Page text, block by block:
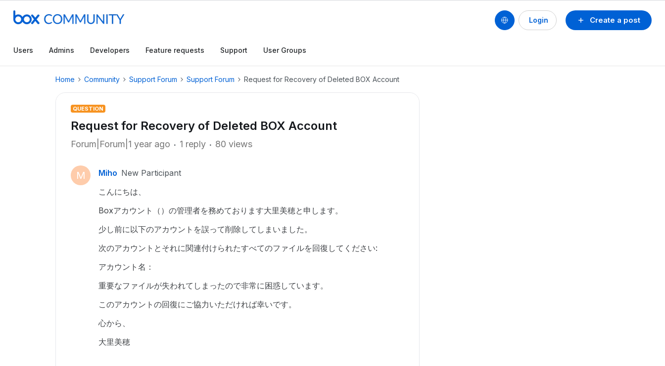
Create a post
Login
Users Admins Developers Feature requests Support User Groups
Home Community Support Forum Support Forum Request for Recovery of Deleted BOX Account
QUESTION
Request for Recovery of Deleted BOX Account
Forum|Forum|1 year ago 1 reply 80 views
M Miho New Participant
こんにちは、
Boxアカウント（）の管理者を務めております大里美穂と申します。
少し前に以下のアカウントを誤って削除してしまいました。
次のアカウントとそれに関連付けられたすべてのファイルを回復してください:
アカウント名：
重要なファイルが失われてしまったので非常に困惑しています。
このアカウントの回復にご協力いただければ幸いです。
心から、
大里美穂